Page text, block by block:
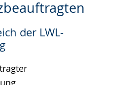
der LWL-